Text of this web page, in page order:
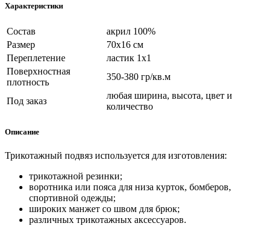
Характеристики
Состав
акрил 100%
Размер
70х16 см
Переплетение
ластик 1х1
Поверхностная
плотность
350-380 гр/кв.м
Под заказ
любая ширина, высота, цвет и
количество
Описание
Трикотажный подвяз используется для изготовления:
трикотажной резинки;
воротника или пояса для низа курток, бомберов,
спортивной одежды;
широких манжет со швом для брюк;
различных трикотажных аксессуаров.